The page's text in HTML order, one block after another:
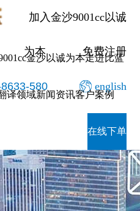
加入金沙9001cc以诚
为本 免费注册
580 english
金沙以诚为本走进比蓝
译领域新闻资讯客户案例
在线下单